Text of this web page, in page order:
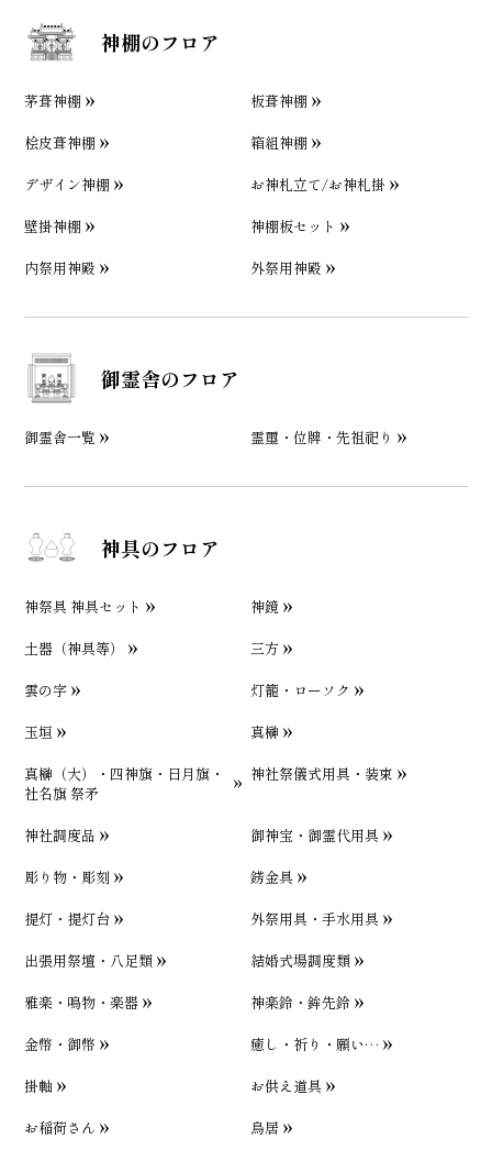
神棚のフロア
茅葺神棚
板葺神棚
桧皮葺神棚
箱組神棚
デザイン神棚
お神札立て/お神札掛
壁掛神棚
神棚板セット
内祭用神殿
外祭用神殿
御霊舎のフロア
御霊舎一覧 霊璽・位牌・先祖祀り
神具のフロア
神祭具 神具セット
神鏡
土器（神具等）
三方
雲の字
灯籠・ローソク
玉垣
真榊
真榊（大）・四神旗・日月旗・
社名旗 祭矛
神社祭儀式用具・装束
神社調度品
御神宝・御霊代用具
彫り物・彫刻
錺金具
提灯・提灯台
外祭用具・手水用具
出張用祭壇・八足類
結婚式場調度類
雅楽・鳴物・楽器
神楽鈴・鉾先鈴
金幣・御幣
癒し・祈り・願い…
掛軸
お供え道具
お稲荷さん
鳥居